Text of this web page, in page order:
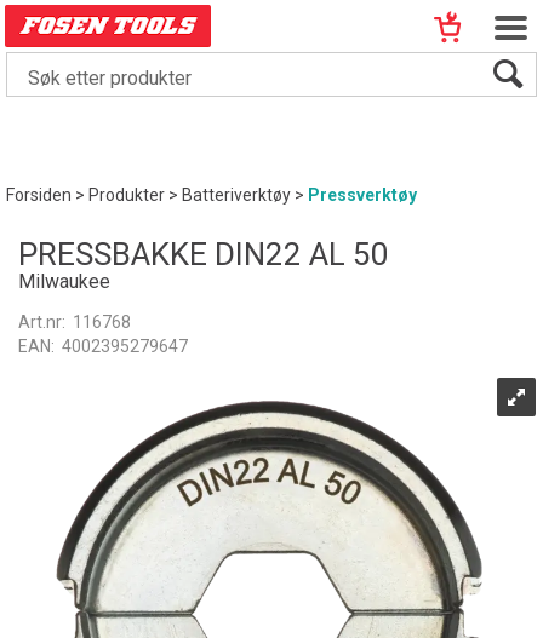
Forsiden>Produkter>Batteriverktøy> Pressverktøy
PRESSBAKKE DIN22 AL 50
Milwaukee
Art.nr: 116768
EAN: 4002395279647